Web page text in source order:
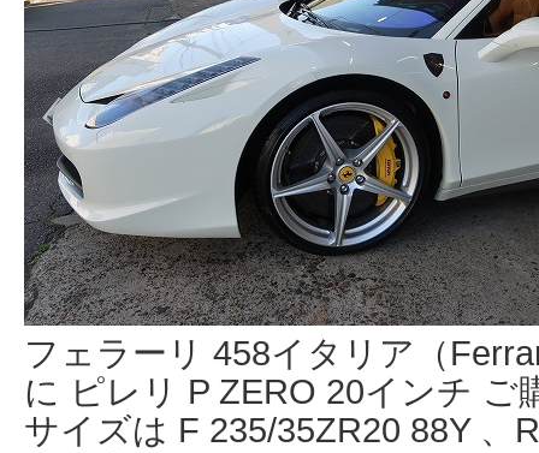
フェラーリ 458イタリア（
に ピレリ P ZERO 20インチ ご
サイズは F 235/35ZR20 88Y 、